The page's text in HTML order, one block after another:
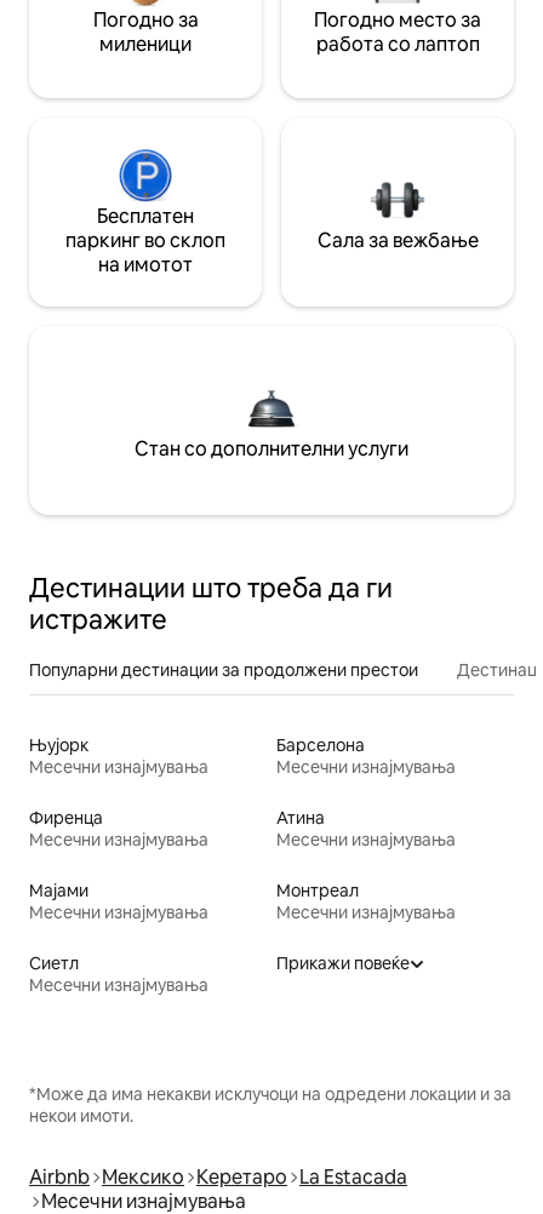
Погодно за
миленици
Погодно место за
работа со лаптоп
Бесплатен
паркинг во склоп
на имотот
Сала за вежбање
Стан со дополнителни услуги
Дестинации што треба да ги
истражите
Популарни дестинации за продолжени престои
Њујорк
Месечни изнајмувања
Барселона
Месечни изнајмувања
Фиренца
Месечни изнајмувања
Атина
Месечни изнајмувања
Мајами
Месечни изнајмувања
Монтреал
Месечни изнајмувања
Сиетл
Месечни изнајмувања
Прикажи повеќе
*Може да има некакви исклучоци на одредени локации и за
некои имоти.
Airbnb Мексико Керетаро La Estacada
Месечни изнајмувања